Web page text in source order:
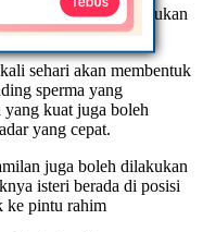
hendaklah melakukan
sehari akan membentuk
sperma yang
kuat juga boleh
yang cepat.
juga boleh dilakukan
isteri berada di posisi
ke pintu rahim